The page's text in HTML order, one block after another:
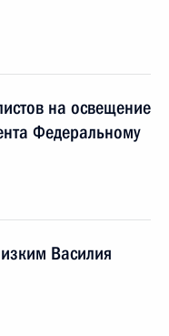
на освещение
Федеральному
Василия